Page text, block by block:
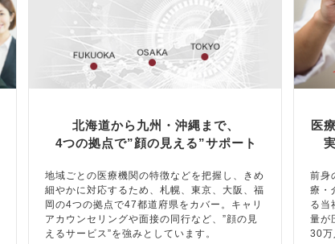
北海道から九州・沖縄まで、
4つの拠点で”顔の見える”サポート
地域ごとの医療機関の特徴などを把握し、きめ
細やかに対応するため、札幌、東京、大阪、福
岡の4つの拠点で47都道府県をカバー。キャリ
アカウンセリングや面接の同行など、”顔の見
えるサービス”を強みとしています。
医
前身
療・
る当
量が
30万